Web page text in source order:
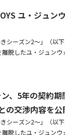
」【CONTI 公式コ
シューに対する当社
と損害賠償請求訴訟
STUDIO間の専属
見が発生して最終的
請求訴訟は金銭的被
せん。損害賠償請求
害賠償なのか、そ
得ません。ユ・ジュ
渉さえ行わないまま
、訴訟が終わるまで
、「ユ・ジュンウォ
障が生じた」とし、
めに長期間尽力して
・無形の損害につい
、「しかしユ・ジュ
ウォン（約3億円）
検討する予定」とし
早急に最終判断を下
～放課後のときめ
た実力派参加者たち
サポートしてくれる
じませた。また
。所属事務所は「契
果、今後の芸能活動
。さらに「現在ユ・
番組「少年ファンタ
BOYSのデビ
制作会社の
たが棄却された。そ
ユ・ジュン
シーズン2～」（以
離脱したユ・ジュン
思がないことを明ら
にした。PHUNKY
了後、デビューメン
常どおりこなしてい
・ジュンウォンの両
、5年の契約
の交渉内容を公
シーズン2～」（以
離脱したユ・ジュン